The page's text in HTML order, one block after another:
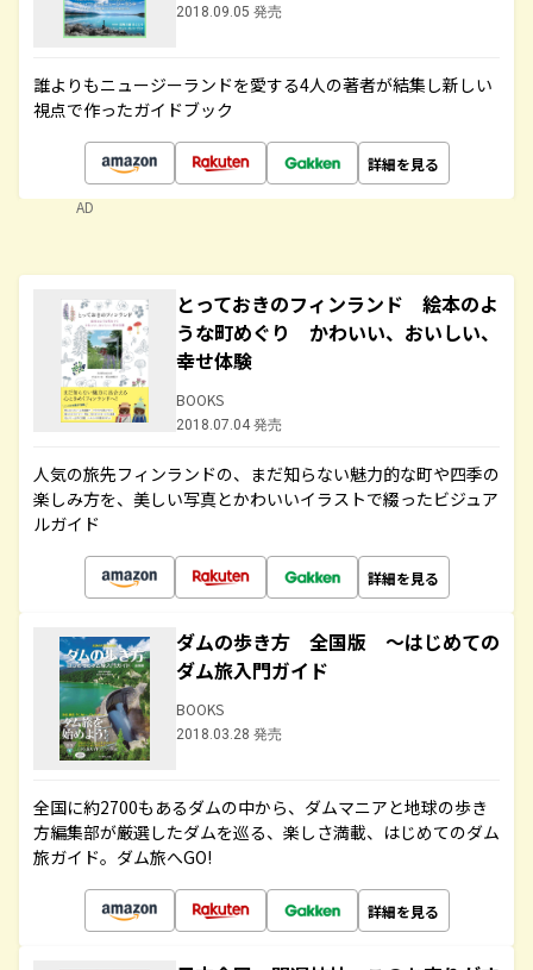
2018.09.05 発売
誰よりもニュージーランドを愛する4人の著者が結集し新しい
視点で作ったガイドブック
詳細を見る
AD
とっておきのフィンランド 絵本のよ
うな町めぐり かわいい、おいしい、
幸せ体験
BOOKS
2018.07.04 発売
人気の旅先フィンランドの、まだ知らない魅力的な町や四季の
楽しみ方を、美しい写真とかわいいイラストで綴ったビジュア
ルガイド
詳細を見る
ダムの歩き方 全国版 ～はじめての
ダム旅入門ガイド
BOOKS
2018.03.28 発売
全国に約2700もあるダムの中から、ダムマニアと地球の歩き
方編集部が厳選したダムを巡る、楽しさ満載、はじめてのダム
旅ガイド。ダム旅へGO!
詳細を見る